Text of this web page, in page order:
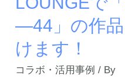
施
魅
力
を
切
り
限
定】
N-
LOUNGE
夜
―44」の作
けます！
コラボ・活用事例 / By